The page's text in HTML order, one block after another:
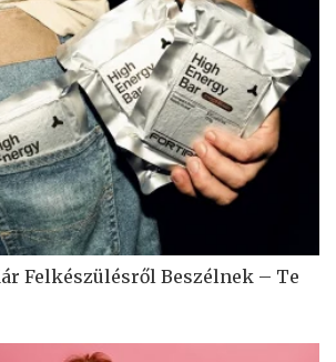
Felkészülésről Beszélnek – Te